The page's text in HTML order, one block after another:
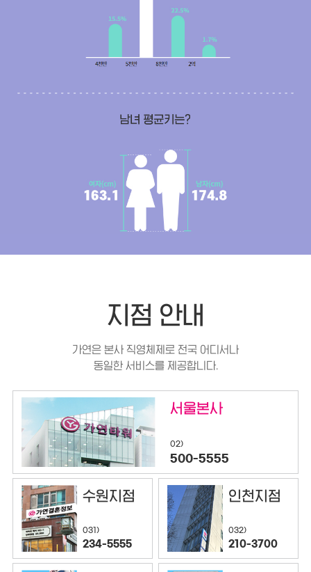
지점 안내
가연은 본사 직영체제로 전국 어디서나
동일한 서비스를 제공합니다.
서울본사
02)
500-5555
수원지점
031)
234-5555
인천지점
032)
210-3700